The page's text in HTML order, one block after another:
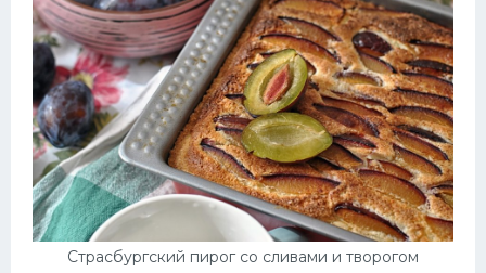
Страсбургский пирог со сливами и творогом